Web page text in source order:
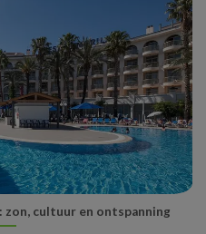
zon, cultuur en ontspanning